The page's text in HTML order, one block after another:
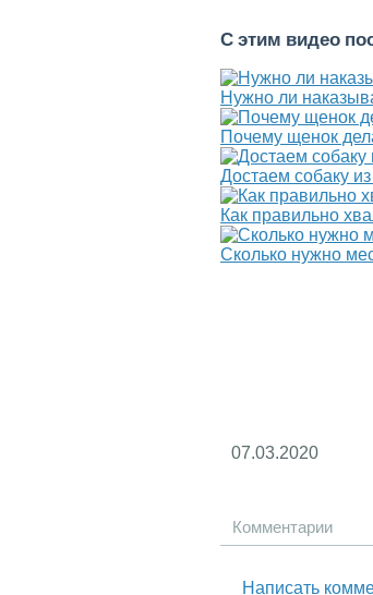
С этим видео
Нужно ли
Почему щенок
Достаем собаку
Как правильно
Сколько нужно
07.03.2020
Комментарии
Написать